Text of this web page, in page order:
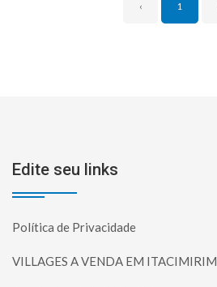
‹ 1
Edite seu links
Política de Privacidade
VILLAGES A VENDA EM ITACIMIRIM